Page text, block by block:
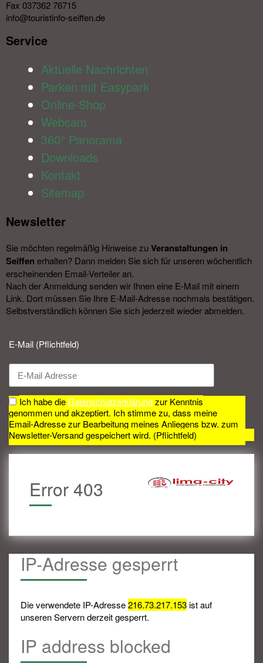
Fax 037362 76715
info@touristinfo-seiffen.de
Service​
Aktuelle Nachrichten
Parken mit Easypark
Online-Shop
Webcam
360° Panorama
Downloads
Kontakt
Sitemap
Newsletter​
Sie möchten regelmäßig Hinweise zu Veranstal­tungen in
Seiffen erhalten? Dann melden Sie sich für unseren wöchentlich
erscheinenden Email-Verteiler an.
Nach der Anmeldung senden wir Ihnen eine E-Mail mit einem
Link. Dort müssen Sie Ihre E-Mail-Adresse nochmals bestätigen.
Selbstverständlich können Sie sich jederzeit wieder abmelden.​
E-Mail (Pflichtfeld)
Ich habe die Datenschutzerklärungzur Kenntnis
genommen und akzeptiert. Ich stimme zu, dass meine
Email-Adresse zur Bearbeitung meines Anliegens bzw. zum
Newsletter-Versand gespeichert wird. (Pflichtfeld)
Error 403
IP-Adresse gesperrt
Die verwendete IP-Adresse216.73.217.153ist auf
unseren Servern derzeit gesperrt.
IP address blocked